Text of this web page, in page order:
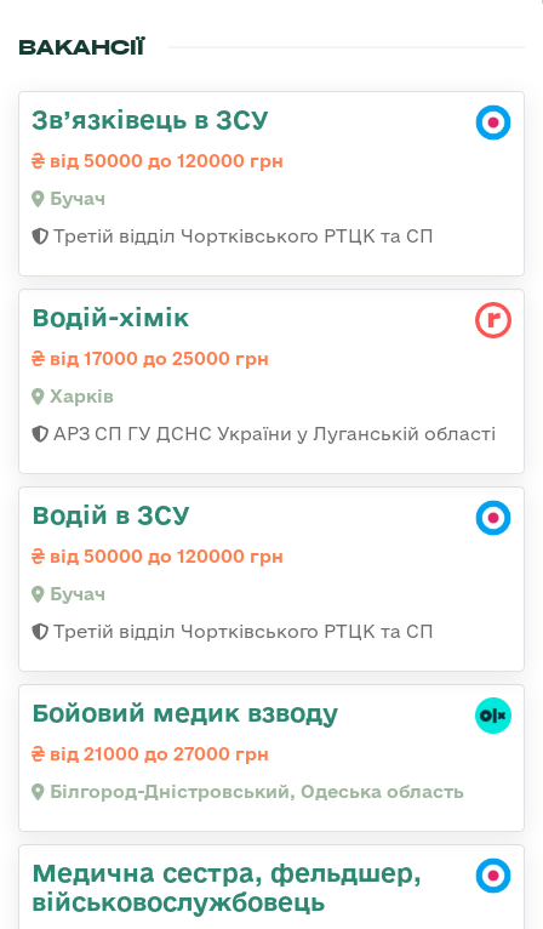
ВАКАНСІЇ
Зв’язківець в ЗСУ
від 50000 до 120000 грн
Бучач
Третій відділ Чортківського РТЦК та СП
Водій-хімік
від 17000 до 25000 грн
Харків
АРЗ СП ГУ ДСНС України у Луганській області
Водій в ЗСУ
від 50000 до 120000 грн
Бучач
Третій відділ Чортківського РТЦК та СП
Бойовий медик взводу
від 21000 до 27000 грн
Білгород-Дністровський, Одеська область
Медична сестра, фельдшер,
військовослужбовець